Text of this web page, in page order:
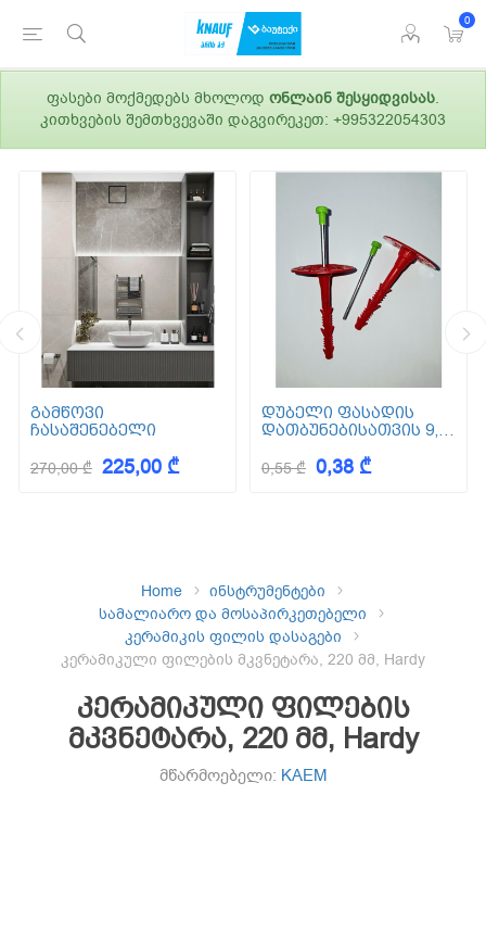
0
ფასები მოქმედებს მხოლოდ ონლაინ შესყიდვისას.
კითხვების შემთხვევაში დაგვირეკეთ: +995322054303
გამწოვი
ჩასაშენებელი
270,00 ₾ 225,00 ₾
დუბელი ფასადის
დათბუნებისათვის 9,5
0,55 ₾ 0,38 ₾
Home
ინსტრუმენტები
სამალიარო და მოსაპირკეთებელი
კერამიკის ფილის დასაგები
კერამიკული ფილების მკვნეტარა, 220 მმ, Hardy
კერამიკული ფილების
მკვნეტარა, 220 მმ, Hardy
მწარმოებელი: KAEM